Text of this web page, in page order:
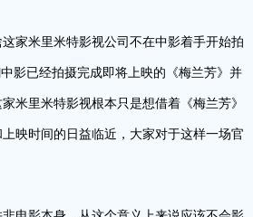
家米里米特影视公司不在中影着手开始拍
影已经拍摄完成即将上映的《梅兰芳》并
米里米特影视根本只是想借着《梅兰芳》
映时间的日益临近，大家对于这样一场官